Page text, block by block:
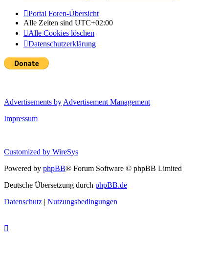
Portal Foren-Übersicht
Alle Zeiten sind UTC+02:00
Alle Cookies löschen
Datenschutzerklärung
Advertisements by Advertisement Management
Impressum
Customized by WireSys
Powered by phpBB® Forum Software © phpBB Limited
Deutsche Übersetzung durch phpBB.de
Datenschutz | Nutzungsbedingungen